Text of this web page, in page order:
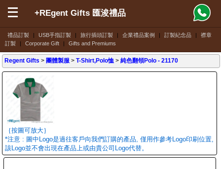
禮品訂製 | USB手指訂製 | 旅行插頭訂製 | 企業禮品案例 | 訂製紀念品 |
襟章
訂製
| Corporate Gift | Gifts and Premiums
+REgent Gifts 匯浚禮品
Regent Gifts > 團體製服 >T-Shirt,Polo恤 >純色翻領Polo - 21170
｛按圖可放大｝
*注意 : 圖中Logo是過往客戶向我們訂購的產品, 僅用作參考Logo印刷位置,
該Logo並不會出現在產品上或由貴公司Logo代替。